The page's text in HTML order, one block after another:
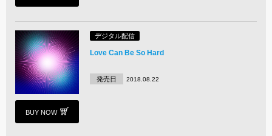
BUY NOW
デジタル配信
Love Can Be So Hard
発売日 2018.08.22